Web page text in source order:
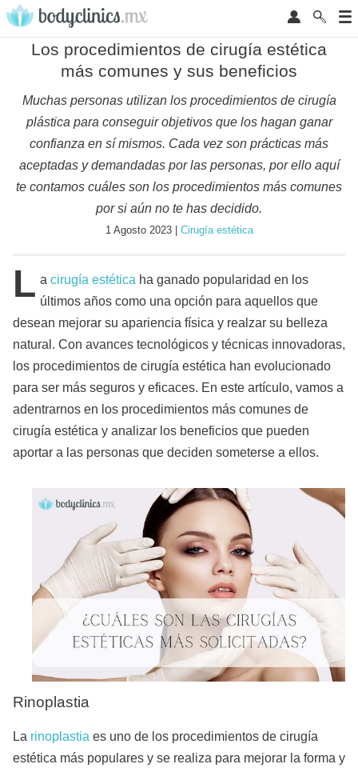
Los procedimientos de cirugía estética
más comunes y sus beneficios
Muchas personas utilizan los procedimientos de cirugía
plástica para conseguir objetivos que los hagan ganar
confianza en sí mismos. Cada vez son prácticas más
aceptadas y demandadas por las personas, por ello aquí
te contamos cuáles son los procedimientos más comunes
por si aún no te has decidido.
1 Agosto 2023 | Cirugía estética
L a cirugía estética ha ganado popularidad en los
últimos años como una opción para aquellos que
desean mejorar su apariencia física y realzar su belleza
natural. Con avances tecnológicos y técnicas innovadoras,
los procedimientos de cirugía estética han evolucionado
para ser más seguros y eficaces. En este artículo, vamos a
adentrarnos en los procedimientos más comunes de
cirugía estética y analizar los beneficios que pueden
aportar a las personas que deciden someterse a ellos.
Rinoplastia
La rinoplastia es uno de los procedimientos de cirugía
estética más populares y se realiza para mejorar la forma y